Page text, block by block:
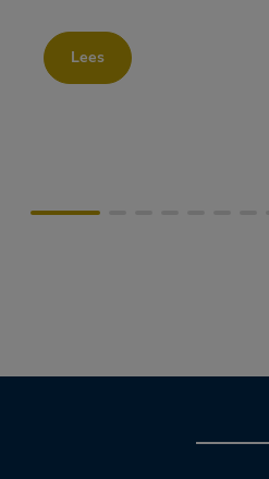
Lees